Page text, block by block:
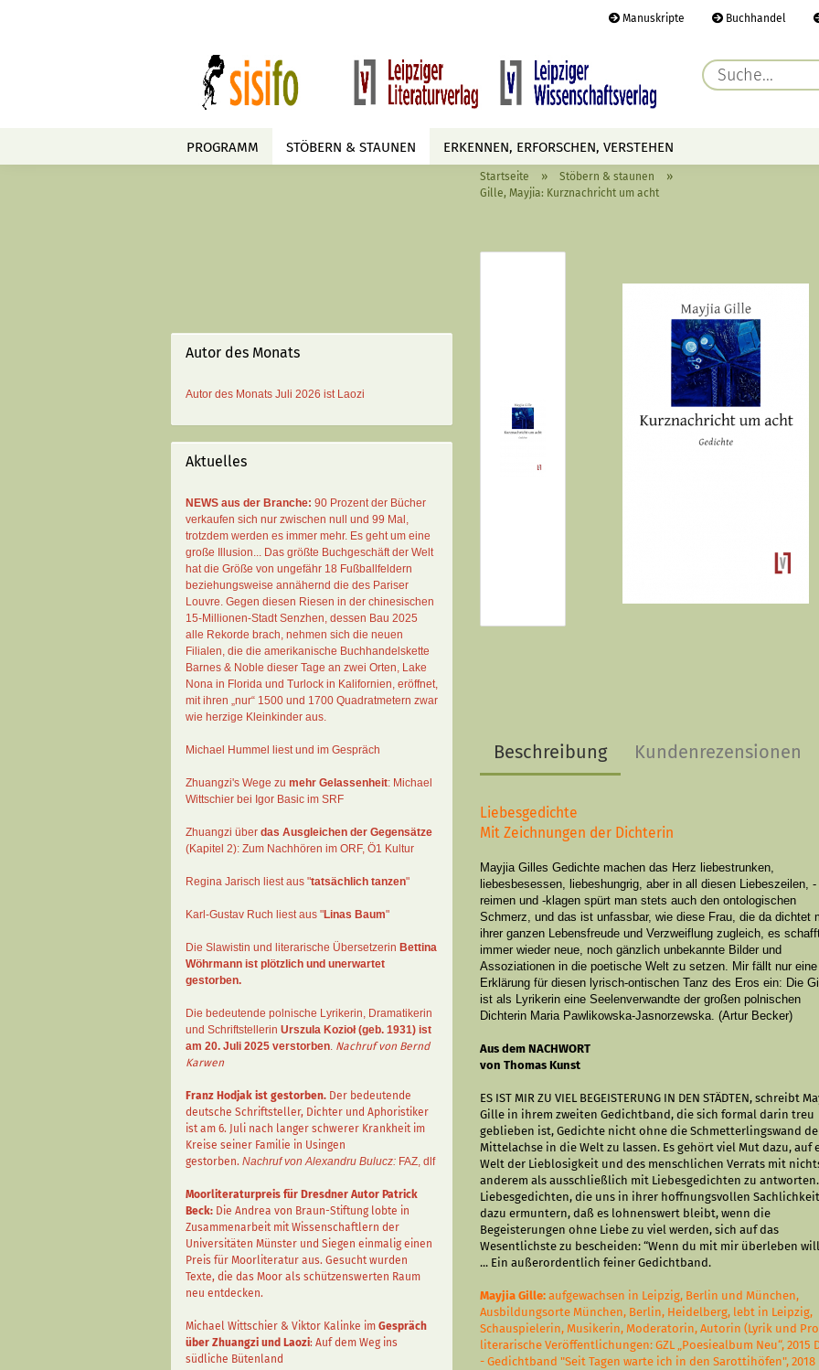
Manuskripte Buchhandel
PROGRAMM STÖBERN & STAUNEN ERKENNEN, ERFORSCHEN, VERSTEHEN
AUTOREN TERMINE
Startseite » Stöbern & staunen »
Gille, Mayjia: Kurznachricht um acht
Beschreibung Kundenrezensionen
Liebesgedichte
Mit Zeichnungen der Dichterin
Mayjia Gilles Gedichte machen das Herz liebestrunken,
liebesbesessen, liebeshungrig, aber in all diesen Liebeszeilen, -
reimen und -klagen spürt man stets auch den ontologischen
Schmerz, und das ist unfassbar, wie diese Frau, die da dichtet
ihrer ganzen Lebensfreude und Verzweiflung zugleich, es
immer wieder neue, noch gänzlich unbekannte Bilder und
Assoziationen in die poetische Welt zu setzen. Mir fällt nur eine
Erklärung für diesen lyrisch-ontischen Tanz des Eros ein: Die
ist als Lyrikerin eine Seelenverwandte der großen polnischen
Dichterin Maria Pawlikowska-Jasnorzewska. (Artur Becker)
Aus dem NACHWORT
von Thomas Kunst
ES IST MIR ZU VIEL BEGEISTERUNG IN DEN STÄDTEN, schreibt
Gille in ihrem zweiten Gedichtband, die sich formal darin treu
geblieben ist, Gedichte nicht ohne die Schmetterlingswand
Mittelachse in die Welt zu lassen. Es gehört viel Mut dazu, auf
Welt der Lieblosigkeit und des menschlichen Verrats mit
anderem als ausschließlich mit Liebesgedichten zu
Liebesgedichten, die uns in ihrer hoffnungsvollen
dazu ermuntern, daß es lohnenswert bleibt, wenn die
Begeisterungen ohne Liebe zu viel werden, sich auf das
Wesentlichste zu bescheiden: “Wenn du mit mir überleben
... Ein außerordentlich feiner Gedichtband.
Mayjia Gille: aufgewachsen in Leipzig, Berlin und München,
Ausbildungsorte München, Berlin, Heidelberg, lebt in Leipzig,
Schauspielerin, Musikerin, Moderatorin, Autorin (Lyrik und
literarische Veröffentlichungen: GZL „Poesiealbum Neu“, 2015
- Gedichtband "Seit Tagen warte ich in den Sarottihöfen", 2018
Autor des Monats
Autor des Monats Juli 2026 ist Laozi
Aktuelles
NEWS aus der Branche: 90 Prozent der Bücher
verkaufen sich nur zwischen null und 99 Mal ,
trotzdem werden es immer mehr. Es geht um eine
große Illusion... Das größte Buchgeschäft der Welt
hat die Größe von ungefähr 18 Fußballfeldern
beziehungsweise annähernd die des Pariser
Louvre. Gegen diesen Riesen in der chinesischen
15-Millionen-Stadt Senzhen, dessen Bau 2025
alle Rekorde brach, nehmen sich die neuen
Filialen, die die amerikanische Buchhandelskette
Barnes & Noble dieser Tage an zwei Orten, Lake
Nona in Florida und Turlock in Kalifornien, eröffnet,
mit ihren „nur“ 1500 und 1700 Quadratmetern zwar
wie herzige Kleinkinder aus.
Michael Hummel liest und im Gespräch
Zhuangzi's Wege zu mehr Gelassenheit: Michael
Wittschier bei Igor Basic im SRF
Zhuangzi über das Ausgleichen der Gegensätze
(Kapitel 2): Zum Nachhören im ORF, Ö1 Kultur
Regina Jarisch liest aus "tatsächlich tanzen"
Karl-Gustav Ruch liest aus "Linas Baum"
Die Slawistin und literarische Übersetzerin Bettina
Wöhrmann ist plötzlich und unerwartet
gestorben.
Die bedeutende polnische Lyrikerin, Dramatikerin
und Schriftstellerin Urszula Kozioł (geb. 1931) ist
am 20. Juli 2025 verstorben. Nachruf von Bernd
Karwen
Franz Hodjak ist gestorben. Der bedeutende
deutsche Schriftsteller, Dichter und Aphoristiker
ist am 6. Juli nach langer schwerer Krankheit im
Kreise seiner Familie in Usingen
gestorben. Nachruf von Alexandru Bulucz: FAZ, dlf
Moorliteraturpreis für Dresdner Autor Patrick
Beck: Die Andrea von Braun-Stiftung lobte in
Zusammenarbeit mit Wissenschaftlern der
Universitäten Münster und Siegen einmalig einen
Preis für Moorliteratur aus. Gesucht wurden
Texte, die das Moor als schützenswerten Raum
neu entdecken.
Michael Wittschier & Viktor Kalinke im Gespräch
über Zhuangzi und Laozi: Auf dem Weg ins
südliche Bütenland